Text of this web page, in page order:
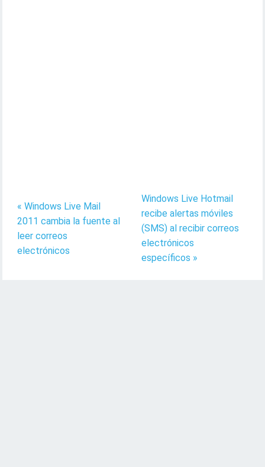
« Windows Live Mail
2011 cambia la fuente al
leer correos
electrónicos
Windows Live Hotmail
recibe alertas móviles
(SMS) al recibir correos
electrónicos
específicos »